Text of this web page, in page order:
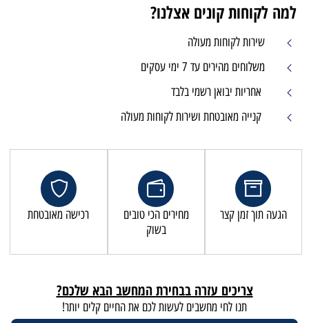
למה לקוחות קונים אצלנו?
שירות לקוחות מעולה
משלוחים מהירים עד 7 ימי עסקים
אחריות יבואן רשמי בלבד
קנייה מאובטחת ושירות לקוחות מעולה
הגעה תוך זמן קצר
מחירים הכי טובים
בשוק
רכישה מאובטחת
צריכים עזרה בבחירת המחשב הבא שלכם?
תנו לחי מחשבים לעשות לכם את החיים קלים יותר!